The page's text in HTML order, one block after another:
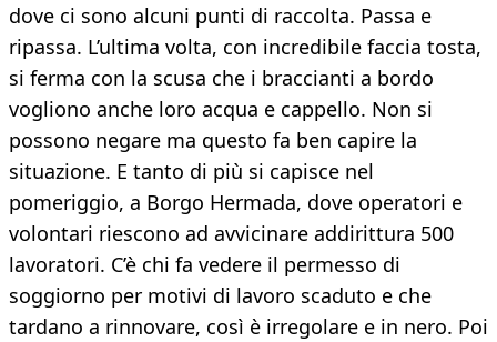
dove ci sono alcuni punti di raccolta. Passa e
ripassa. L’ultima volta, con incredibile faccia tosta,
si ferma con la scusa che i braccianti a bordo
vogliono anche loro acqua e cappello. Non si
possono negare ma questo fa ben capire la
situazione. E tanto di più si capisce nel
pomeriggio, a Borgo Hermada, dove operatori e
volontari riescono ad avvicinare addirittura 500
lavoratori. C’è chi fa vedere il permesso di
soggiorno per motivi di lavoro scaduto e che
tardano a rinnovare, così è irregolare e in nero. Poi